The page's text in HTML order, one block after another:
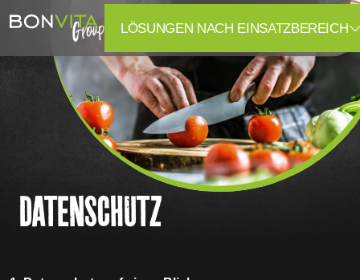
LÖSUNGEN NACH EINSATZBEREICH
DATENSCHUTZ